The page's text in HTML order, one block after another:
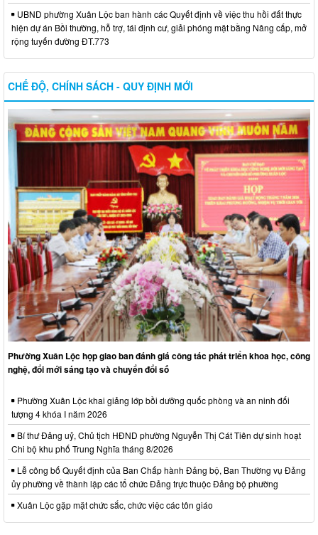
UBND phường Xuân Lộc ban hành các Quyết định về việc thu hồi đất thực
hiện dự án Bồi thường, hỗ trợ, tái định cư, giải phóng mặt bằng Nâng cấp, mở
rộng tuyến đường ĐT.773
CHẾ ĐỘ, CHÍNH SÁCH - QUY ĐỊNH MỚI
Phường Xuân Lộc họp giao ban đánh giá công tác phát triển khoa học, công
nghệ, đổi mới sáng tạo và chuyển đổi số
Phường Xuân Lộc khai giảng lớp bồi dưỡng quốc phòng và an ninh đối
tượng 4 khóa I năm 2026
Bí thư Đảng uỷ, Chủ tịch HĐND phường Nguyễn Thị Cát Tiên dự sinh hoạt
Chi bộ khu phố Trung Nghĩa tháng 8/2026
Lễ công bố Quyết định của Ban Chấp hành Đảng bộ, Ban Thường vụ Đảng
ủy phường về thành lập các tổ chức Đảng trực thuộc Đảng bộ phường
Xuân Lộc gặp mặt chức sắc, chức việc các tôn giáo